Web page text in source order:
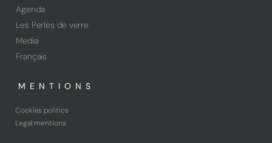
Agenda
Les Perles de verre
Media
Français
MENTIONS
Cookies politics
Legal mentions